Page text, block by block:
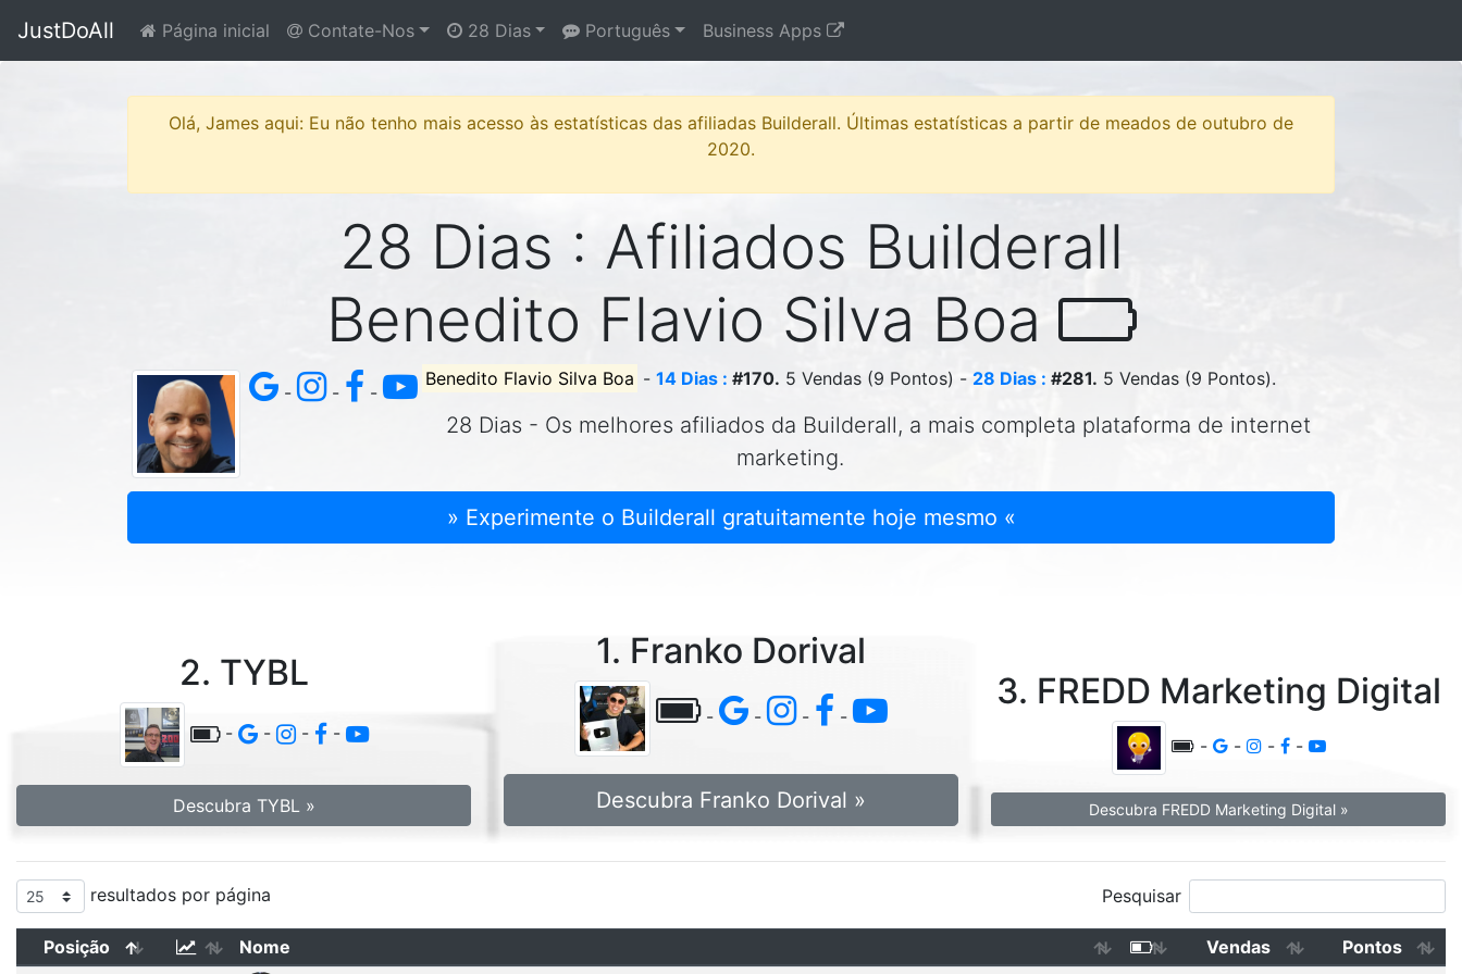
JustDoAll Página inicial Contate-Nos 28 Dias Português Business Apps
Olá, James aqui: Eu não tenho mais acesso às estatísticas das afiliadas Builderall. Últimas estatísticas a partir de meados de outubro de
2020.
28 Dias : Afiliados Builderall
Benedito Flavio Silva Boa
- - -
Benedito Flavio Silva Boa -14 Dias : #170. 5 Vendas (9 Pontos) - 28 Dias : #281. 5 Vendas (9 Pontos).
28 Dias - Os melhores afiliados da Builderall, a mais completa plataforma de internet
marketing.
» Experimente o Builderall gratuitamente hoje mesmo «
2. TYBL
- - - -
Descubra TYBL »
1. Franko Dorival
- - - -
Descubra Franko Dorival »
3. FREDD Marketing Digital
- - - -
Descubra FREDD Marketing Digital »
resultados por página Pesquisar
Posição Nome Vendas
Pontos